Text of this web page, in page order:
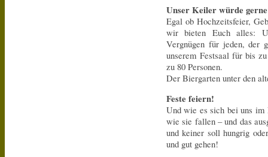
Unser Keiler würde
Egal ob Hochzeitsfeier,
wir bieten Euch alles:
Vergnügen für jeden, der
unserem Festsaal für bis
zu 80 Personen.
Der Biergarten unter den
Feste feiern!
Und wie es sich bei uns
wie sie fallen – und das
und keiner soll hungrig
und gut gehen!